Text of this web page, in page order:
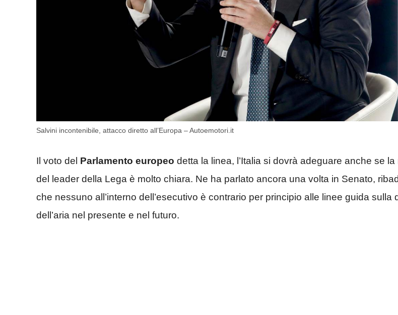
Salvini incontenibile, attacco diretto all’Europa – Autoemotori.it
Il voto del Parlamento europeo detta la linea, l’Italia si dovrà adeguare anche se la
del leader della Lega è molto chiara. Ne ha parlato ancora una volta in Senato,
che nessuno all’interno dell’esecutivo è contrario per principio alle linee guida sulla
dell’aria nel presente e nel futuro.